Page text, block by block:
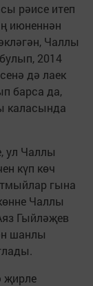
рәисе итеп
июненнән
Чаллы
2014
дә лаек
барса да,
каласында
ул Чаллы
күп көч
гына
Чаллы
Гыйләҗев
шанлы
җирле